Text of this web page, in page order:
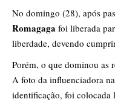
​No domingo (28), após
Romagaga foi liberada
liberdade, devendo
​Porém, o que dominou as
A foto da influenciadora
identificação, foi colocada